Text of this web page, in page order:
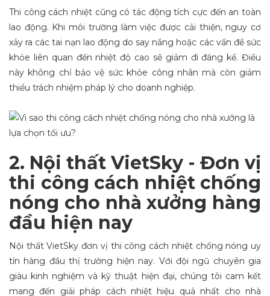
Thi công cách nhiệt cũng có tác động tích cực đến an toàn
lao động. Khi môi trường làm việc được cải thiện, nguy cơ
xảy ra các tai nạn lao động do say nắng hoặc các vấn đề sức
khỏe liên quan đến nhiệt độ cao sẽ giảm đi đáng kể. Điều
này không chỉ bảo vệ sức khỏe công nhân mà còn giảm
thiểu trách nhiệm pháp lý cho doanh nghiệp.
2. Nội thất VietSky - Đơn vị
thi công cách nhiệt chống
nóng cho nhà xưởng hàng
đầu hiện nay
Nội thất VietSky đơn vị thi công cách nhiệt chống nóng uy
tín hàng đầu thị trường hiện nay. Với đội ngũ chuyên gia
giàu kinh nghiệm và kỹ thuật hiện đại, chúng tôi cam kết
mang đến giải pháp cách nhiệt hiệu quả nhất cho nhà